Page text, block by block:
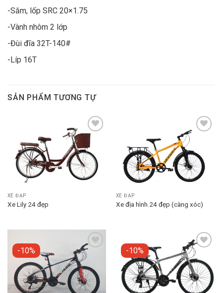
-Săm, lốp SRC 20×1.75
-Vành nhôm 2 lớp
-Đùi đĩa 32T-140#
-Líp 16T
SẢN PHẨM TƯƠNG TỰ
Add to
wishlist
XE ĐẠP
Xe Lily 24 đẹp
XE ĐẠP
Xe địa hình 24 đẹp (càng xóc)
-10%
Add to
wishlist
-10%
Add to
wishlist